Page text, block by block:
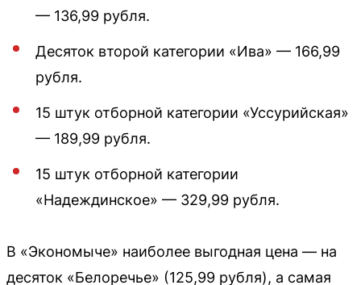
— 136,99 рубля.
Десяток второй категории «Ива» — 166,99
рубля.
15 штук отборной категории «Уссурийская»
— 189,99 рубля.
15 штук отборной категории
«Надеждинское» — 329,99 рубля.
В «Экономыче» наиболее выгодная цена — на
десяток «Белоречье» (125,99 рубля), а самая